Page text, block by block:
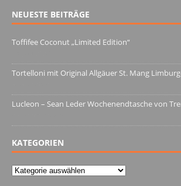
NEUESTE BEITRÄGE
Toffifee Coconut „Limited Edition“
Tortelloni mit Original Allgäuer St. Mang
Lucleon – Sean Leder Wochenendtasche von
KATEGORIEN
Kategorien